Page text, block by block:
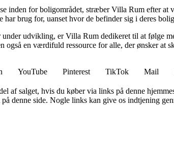
inden for boligområdet, stræber Villa Rum efter
brug for, uanset hvor de befinder sig i deres
udvikling, er Villa Rum dedikeret til at følge
også en værdifuld ressource for alle, der ønsker at
YouTube Pinterest TikTok Mail
af salget, hvis du køber via links på denne
denne side. Nogle links kan give os indtjening